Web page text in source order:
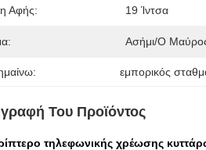
Αφής: 19 Ίντσα
Ασήμι/ο
εμπορικός
Του Προϊόντος
τηλεφωνικής χρέωσης